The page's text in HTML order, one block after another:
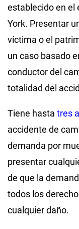
establecido en el
York. Presentar
víctima o el
un caso basado
conductor del
totalidad del
Tiene hasta tres
accidente de
demanda por
presentar
de que la
todos los
cualquier daño.